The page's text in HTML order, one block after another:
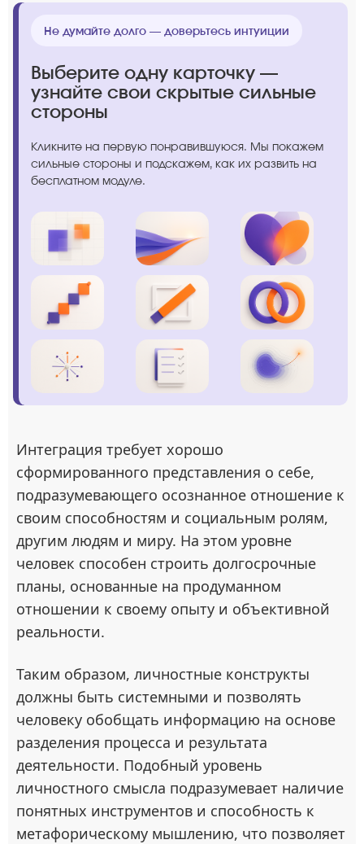
Не думайте долго — доверьтесь интуиции
Выберите одну карточку —
узнайте свои скрытые сильные
стороны
Кликните на первую понравившуюся. Мы покажем
сильные стороны и подскажем, как их развить на
бесплатном модуле.
Интеграция требует хорошо
сформированного представления о себе,
подразумевающего осознанное отношение к
своим способностям и социальным ролям,
другим людям и миру. На этом уровне
человек способен строить долгосрочные
планы, основанные на продуманном
отношении к своему опыту и объективной
реальности.
Таким образом, личностные конструкты
должны быть системными и позволять
человеку обобщать информацию на основе
разделения процесса и результата
деятельности. Подобный уровень
личностного смысла подразумевает наличие
понятных инструментов и способность к
метафорическому мышлению, что позволяет